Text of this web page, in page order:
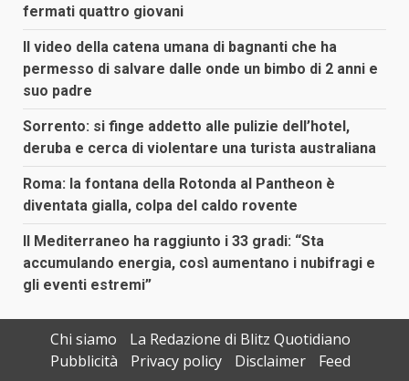
fermati quattro giovani
Il video della catena umana di bagnanti che ha
permesso di salvare dalle onde un bimbo di 2 anni e
suo padre
Sorrento: si finge addetto alle pulizie dell’hotel,
deruba e cerca di violentare una turista australiana
Roma: la fontana della Rotonda al Pantheon è
diventata gialla, colpa del caldo rovente
Il Mediterraneo ha raggiunto i 33 gradi: “Sta
accumulando energia, così aumentano i nubifragi e
gli eventi estremi”
Chi siamo
La Redazione di Blitz Quotidiano
Pubblicità
Privacy policy Disclaimer Feed